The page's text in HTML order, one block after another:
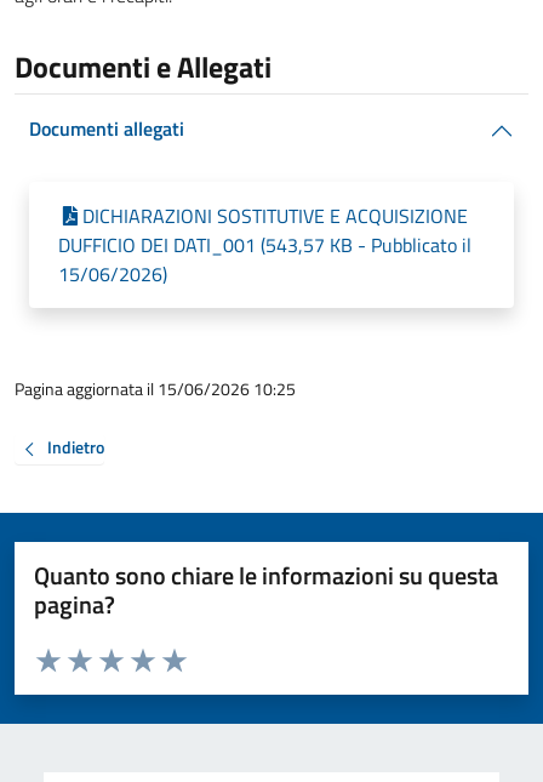
Documenti e Allegati
Documenti allegati
DICHIARAZIONI SOSTITUTIVE E ACQUISIZIONE
DUFFICIO DEI DATI_001 (543,57 KB - Pubblicato il
15/06/2026)
Pagina aggiornata il 15/06/2026 10:25
Indietro
Quanto sono chiare le informazioni su questa
pagina?
Valuta da 1 a 5 stelle la pagina
Valuta 5 stelle su 5
Valuta 4 stelle su 5
Valuta 3 stelle su 5
Valuta 2 stelle su 5
Valuta 1 stelle su 5